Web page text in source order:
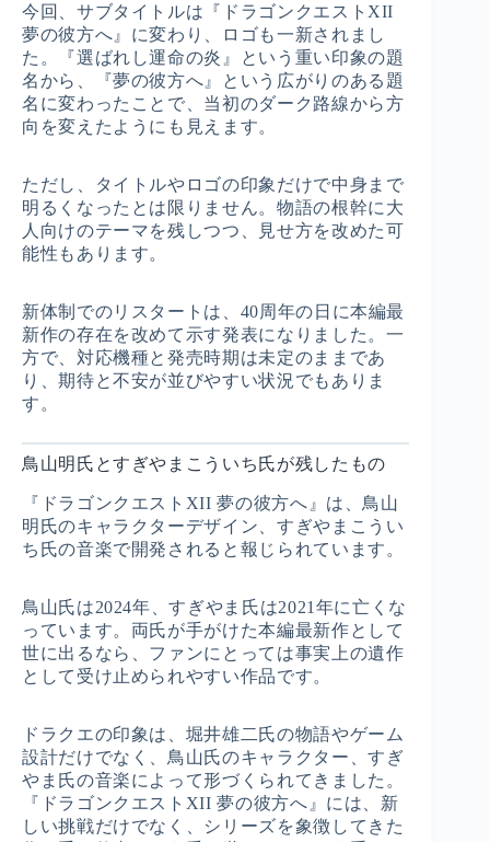
今回、サブタイトルは『ドラゴンクエストXII
夢の彼方へ』に変わり、ロゴも一新されまし
た。『選ばれし運命の炎』という重い印象の題
名から、『夢の彼方へ』という広がりのある題
名に変わったことで、当初のダーク路線から方
向を変えたようにも見えます。
ただし、タイトルやロゴの印象だけで中身まで
明るくなったとは限りません。物語の根幹に大
人向けのテーマを残しつつ、見せ方を改めた可
能性もあります。
新体制でのリスタートは、40周年の日に本編最
新作の存在を改めて示す発表になりました。一
方で、対応機種と発売時期は未定のままであ
り、期待と不安が並びやすい状況でもありま
す。
鳥山明氏とすぎやまこういち氏が残したもの
『ドラゴンクエストXII 夢の彼方へ』は、鳥山
明氏のキャラクターデザイン、すぎやまこうい
ち氏の音楽で開発されると報じられています。
鳥山氏は2024年、すぎやま氏は2021年に亡くな
っています。両氏が手がけた本編最新作として
世に出るなら、ファンにとっては事実上の遺作
として受け止められやすい作品です。
ドラクエの印象は、堀井雄二氏の物語やゲーム
設計だけでなく、鳥山氏のキャラクター、すぎ
やま氏の音楽によって形づくられてきました。
『ドラゴンクエストXII 夢の彼方へ』には、新
しい挑戦だけでなく、シリーズを象徴してきた